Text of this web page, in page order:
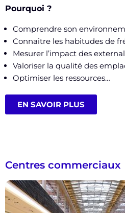
Pourquoi ?
Comprendre son
Connaitre les habitudes de
Mesurer l’impact des
Valoriser la qualité des
Optimiser les ressources…
EN SAVOIR PLUS
Centres commerciaux